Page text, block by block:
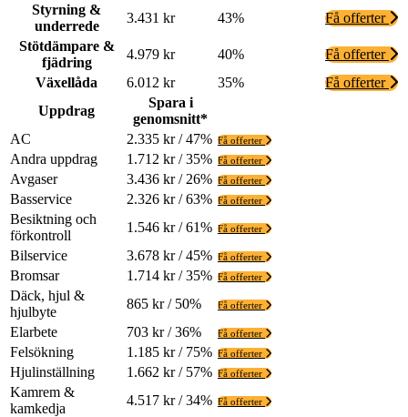
Styrning &
underrede
3.431 kr 43%
Få offerter
Stötdämpare &
fjädring
4.979 kr 40%
Få offerter
Växellåda
6.012 kr 35%
Få offerter
Uppdrag
Spara i
genomsnitt*
AC
2.335 kr / 47% Få offerter
Andra uppdrag 1.712 kr / 35% Få offerter
Avgaser 3.436 kr / 26% Få offerter
Basservice 2.326 kr / 63% Få offerter
Besiktning och
förkontroll
1.546 kr / 61% Få offerter
Bilservice 3.678 kr / 45% Få offerter
Bromsar 1.714 kr / 35% Få offerter
Däck, hjul &
hjulbyte
865 kr / 50% Få offerter
Elarbete 703 kr / 36% Få offerter
Felsökning 1.185 kr / 75% Få offerter
Hjulinställning 1.662 kr / 57% Få offerter
Kamrem &
kamkedja
4.517 kr / 34% Få offerter